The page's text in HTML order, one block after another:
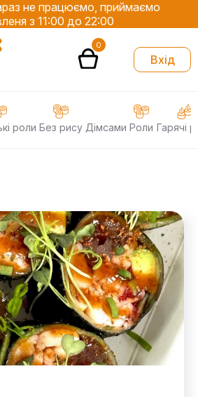
не працюємо, приймаємо
з 11:00 до 22:00
0
Вхід
роли Без рису Дімсами Роли Гарячі